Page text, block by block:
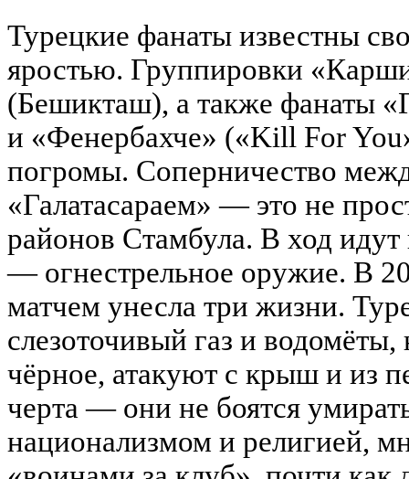
Турецкие фанаты известны
яростью. Группировки
(Бешикташ), а также фанаты
и «Фенербахче» («Kill For
погромы. Соперничество
«Галатасараем» — это не
районов Стамбула. В ход
— огнестрельное оружие. В
матчем унесла три жизни.
слезоточивый газ и водомёты,
чёрное, атакуют с крыш и из
черта — они не боятся
национализмом и религией,